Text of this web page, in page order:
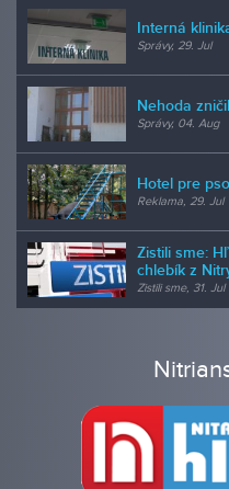
Interná
Správy, 29. Jul
Nehoda
Správy, 04. Aug
Hotel pre
Reklama, 29. Jul
Zistili sme:
chlebík z
Zistili sme, 31. Jul